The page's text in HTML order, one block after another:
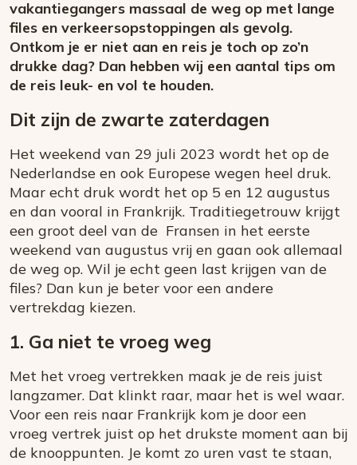
vakantiegangers massaal de weg op met lange
files en verkeersopstoppingen als gevolg.
Ontkom je er niet aan en reis je toch op zo’n
drukke dag? Dan hebben wij een aantal tips om
de reis leuk- en vol te houden.
Dit zijn de zwarte zaterdagen
Het weekend van 29 juli 2023 wordt het op de
Nederlandse en ook Europese wegen heel druk.
Maar echt druk wordt het op 5 en 12 augustus
en dan vooral in Frankrijk. Traditiegetrouw krijgt
een groot deel van de Fransen in het eerste
weekend van augustus vrij en gaan ook allemaal
de weg op. Wil je echt geen last krijgen van de
files? Dan kun je beter voor een andere
vertrekdag kiezen.
1. Ga niet te vroeg weg
Met het vroeg vertrekken maak je de reis juist
langzamer. Dat klinkt raar, maar het is wel waar.
Voor een reis naar Frankrijk kom je door een
vroeg vertrek juist op het drukste moment aan bij
de knooppunten. Je komt zo uren vast te staan,